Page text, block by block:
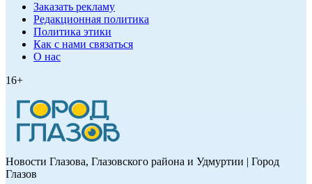
Заказать рекламу
Редакционная политика
Политика этики
Как с нами связаться
О нас
16+
Новости Глазова, Глазовского района и Удмуртии | Город
Глазов